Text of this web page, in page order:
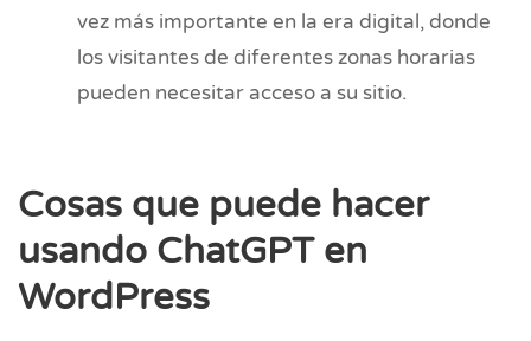
vez más importante en la era digital, donde
los visitantes de diferentes zonas horarias
pueden necesitar acceso a su sitio.
Cosas que puede hacer
usando ChatGPT en
WordPress